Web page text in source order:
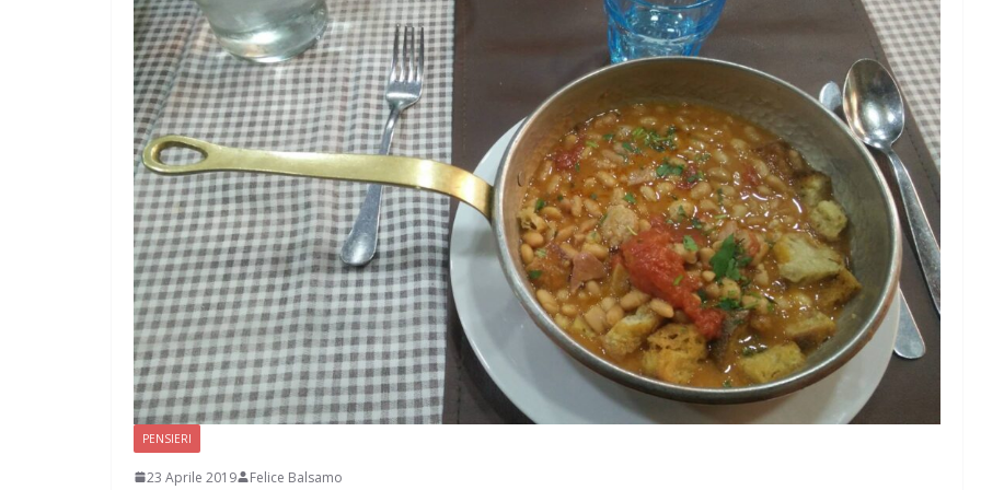
PENSIERI
23 Aprile 2019 Felice Balsamo
CAMPAGNA
ELETTORALE: 50 DI 50
1 Ottobre 2021 Felice Balsamo
Rilassarsi e Concentrarsi
19 Maggio 2024 Felice Balsamo